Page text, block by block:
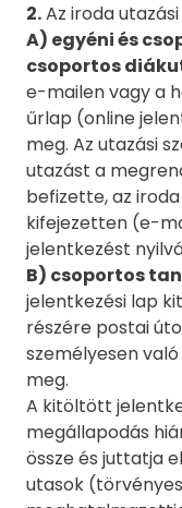
2.Az iroda
A) egyéni és
csoportos
e-mailen vagy a
űrlap (online
meg. Az utazási
utazást a
befizette, az
kifejezetten (e-
jelentkezést
B) csoportos
jelentkezési lap
részére postai
személyesen
meg.
A kitöltött
megállapodás
össze és juttatja
utasok